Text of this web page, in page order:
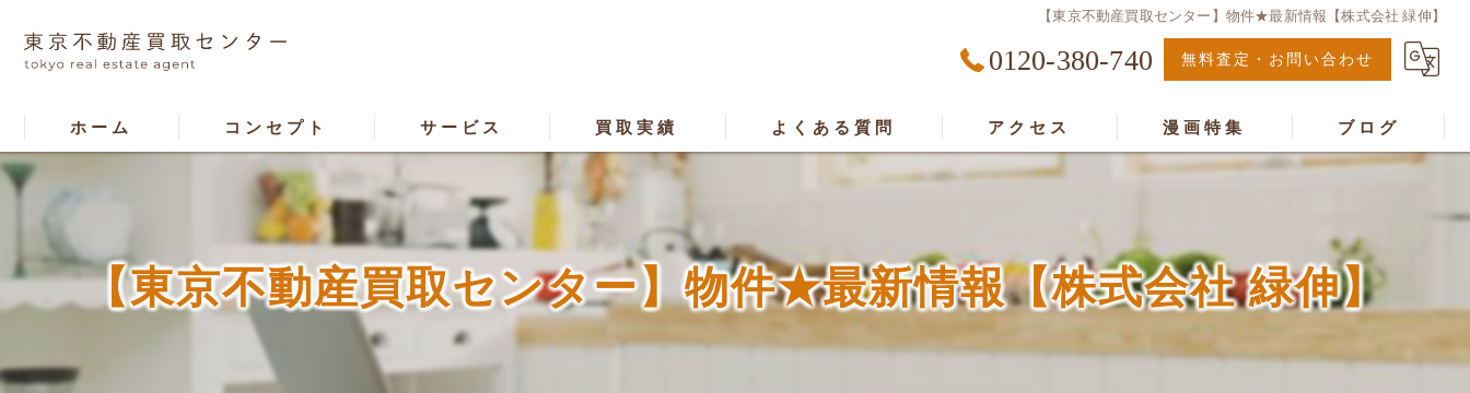
【東京不動産買取センター】物件★最新情報【株式会社 緑伸】
0120-380-740 無料査定・お問い合わせ
ホーム コンセプト サービス 買取実績 よくある質問 アクセス 漫画特集 ブログ
【東京不動産買取センター】物件★最新情報【株式会社 緑伸】